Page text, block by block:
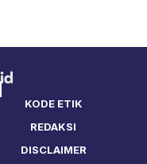
KODE ETIK
REDAKSI
DISCLAIMER